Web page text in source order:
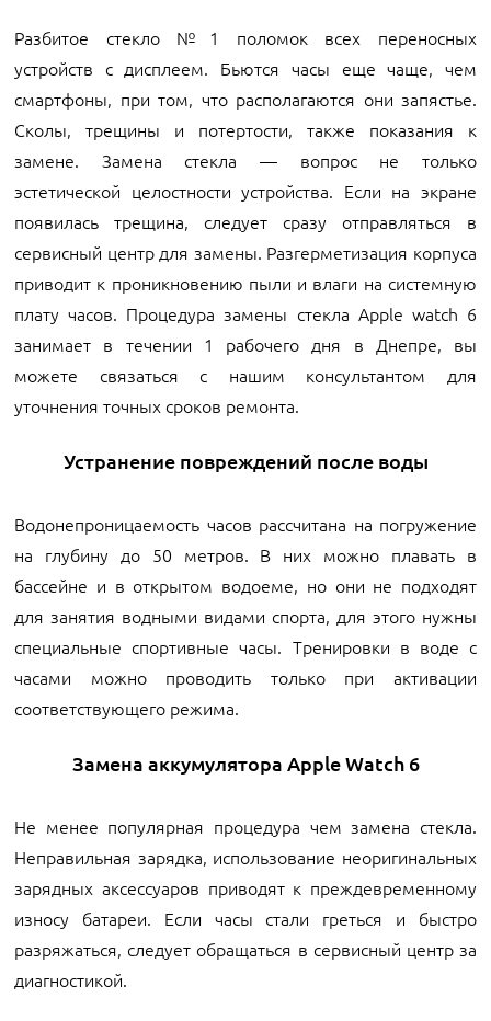
Разбитое стекло №1 поломок всех переносных
устройств с дисплеем. Бьются часы еще чаще, чем
смартфоны, при том, что располагаются они запястье.
Сколы, трещины и потертости, также показания к
замене. Замена стекла — вопрос не только
эстетической целостности устройства. Если на экране
появилась трещина, следует сразу отправляться в
сервисный центр для замены. Разгерметизация корпуса
приводит к проникновению пыли и влаги на системную
плату часов. Процедура замены стекла Apple watch 6
занимает в течении 1 рабочего дня в Днепре, вы
можете связаться с нашим консультантом для
уточнения точных сроков ремонта.
Устранение повреждений после воды
Водонепроницаемость часов рассчитана на погружение
на глубину до 50 метров. В них можно плавать в
бассейне и в открытом водоеме, но они не подходят
для занятия водными видами спорта, для этого нужны
специальные спортивные часы. Тренировки в воде с
часами можно проводить только при активации
соответствующего режима.
Замена аккумулятора Apple Watch 6
Не менее популярная процедура чем замена стекла.
Неправильная зарядка, использование неоригинальных
зарядных аксессуаров приводят к преждевременному
износу батареи. Если часы стали греться и быстро
разряжаться, следует обращаться в сервисный центр за
диагностикой.